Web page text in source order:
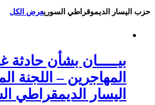
حزب اليسار الديموقراطي السوريعرض الكل
بيـــــان بشأن
المهاجرين – اللجنة
اليسار الديمقراطي